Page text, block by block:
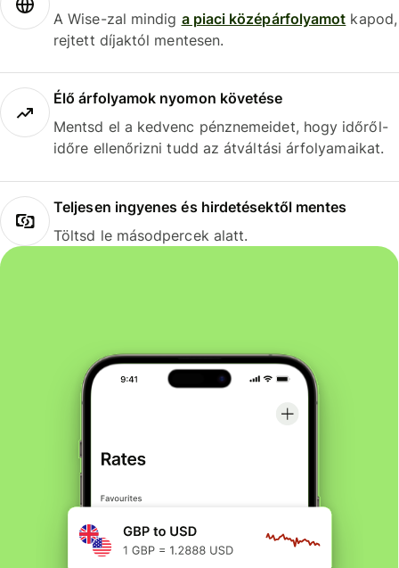
A Wise-zal mindig a piaci középárfolyamot kapod,
rejtett díjaktól mentesen.
Élő árfolyamok nyomon követése
Mentsd el a kedvenc pénznemeidet, hogy időről-
időre ellenőrizni tudd az átváltási árfolyamaikat.
Teljesen ingyenes és hirdetésektől mentes
Töltsd le másodpercek alatt.